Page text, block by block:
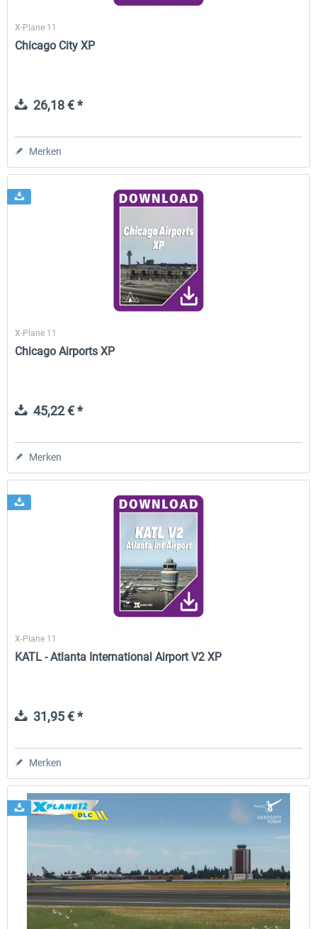
X-Plane 11
Chicago City XP
26,18 € *
Merken
X-Plane 11
Chicago Airports XP
45,22 € *
Merken
X-Plane 11
KATL - Atlanta International Airport V2 XP
31,95 € *
Merken